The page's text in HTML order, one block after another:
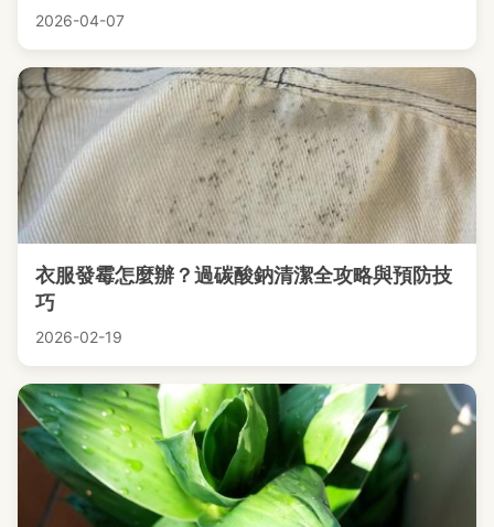
2026-04-07
衣服發霉怎麼辦？過碳酸鈉清潔全攻略與預防技
巧
2026-02-19